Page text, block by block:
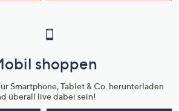
shoppen
Smartphone, Tablet & Co. herunterladen
überall live dabei sein!